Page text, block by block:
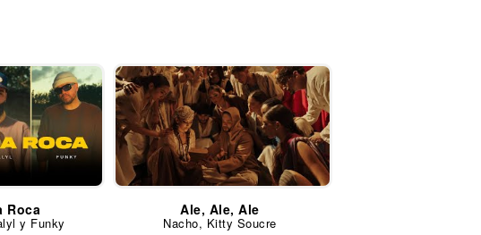
Roca
y Funky
Ale, Ale, Ale
Nacho, Kitty Soucre